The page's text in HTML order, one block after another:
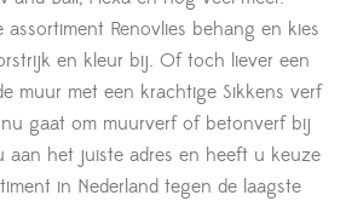
Renovlies behang en kies
en kleur bij. Of toch liever een
muur met een krachtige Sikkens verf
gaat om muurverf of betonverf bij
aan het juiste adres en heeft u keuze
in Nederland tegen de laagste